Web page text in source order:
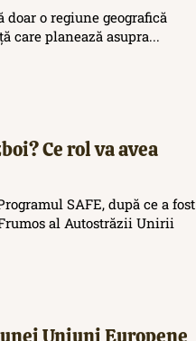
o regiune geografică
care planează asupra...
Ce rol va avea
SAFE, după ce a fost
al Autostrăzii Unirii
Uniuni Europene